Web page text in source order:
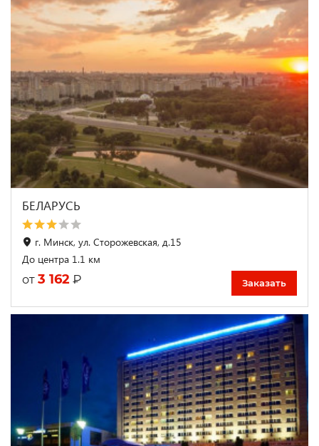
БЕЛАРУСЬ
г. Минск, ул. Сторожевская, д.15
До центра 1.1 км
от 3 162 ₽ Заказать